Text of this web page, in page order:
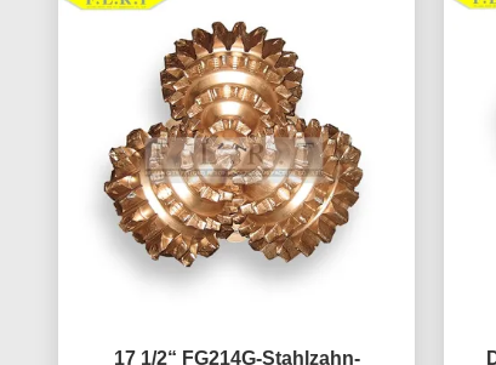
17 1/2“ FG214G-Stahlzahn-